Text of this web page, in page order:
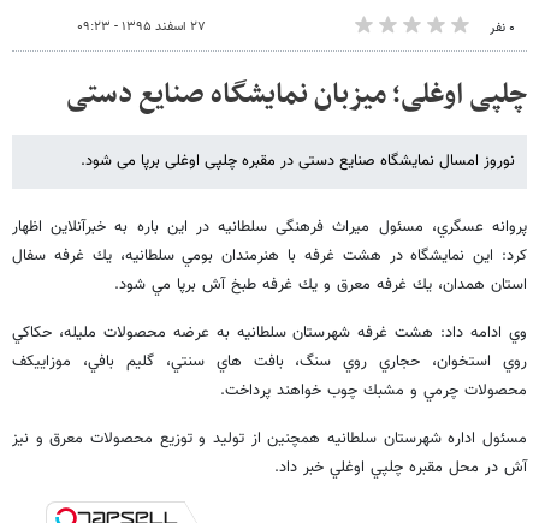
۰ نفر ۲۷ اسفند ۱۳۹۵ - ۰۹:۲۳
چلپی اوغلی؛ میزبان نمایشگاه صنایع دستی
نوروز امسال نمایشگاه صنایع دستی در مقبره چلپی اوغلی برپا می شود.
پروانه عسگري، مسئول میراث فرهنگی سلطانیه در این باره به خبرآنلاین اظهار
كرد: اين نمايشگاه در هشت غرفه با هنرمندان بومي سلطانيه، يك غرفه سفال
استان همدان، يك غرفه معرق و يك غرفه طبخ آش برپا مي شود.
وي ادامه داد: هشت غرفه شهرستان سلطانيه به عرضه محصولات مليله، حكاكي
روي استخوان، حجاري روي سنگ، بافت هاي سنتي، گليم بافي، موزاييكف
محصولات چرمي و مشبك چوب خواهند پرداخت.
مسئول اداره شهرستان سلطانيه همچنين از توليد و توزيع محصولات معرق و نيز
آش در محل مقبره چلپي اوغلي خبر داد.